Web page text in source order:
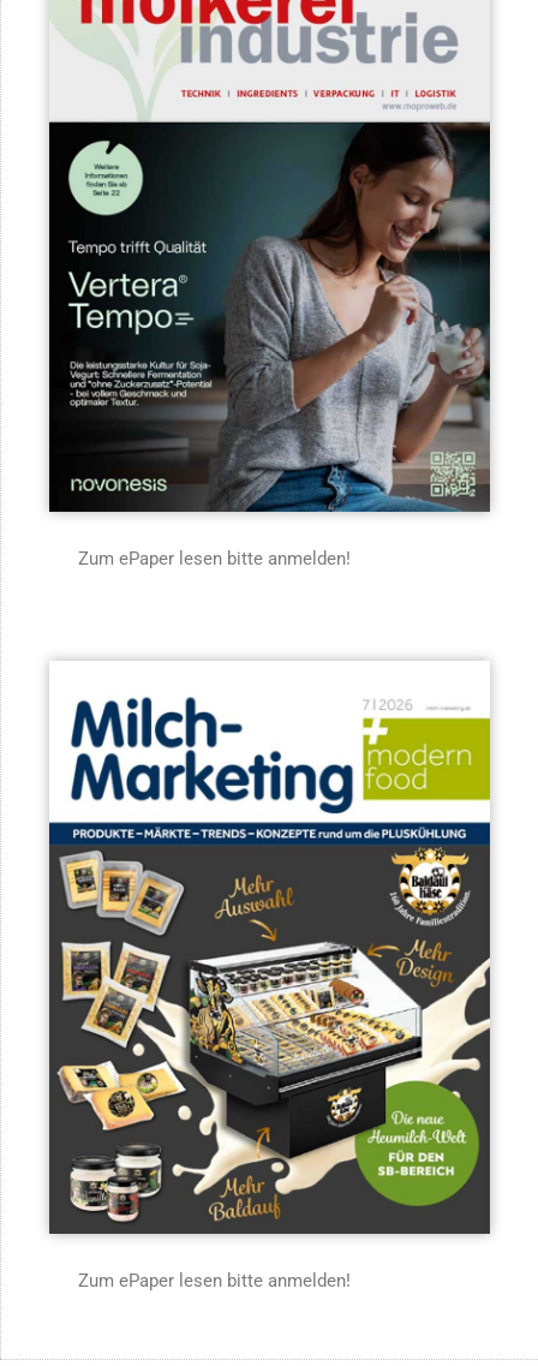
Zum ePaper lesen bitte anmelden!
Zum ePaper lesen bitte anmelden!